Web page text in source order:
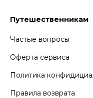
Путешественникам
Частые вопросы
Оферта сервиса
Политика
Правила возврата